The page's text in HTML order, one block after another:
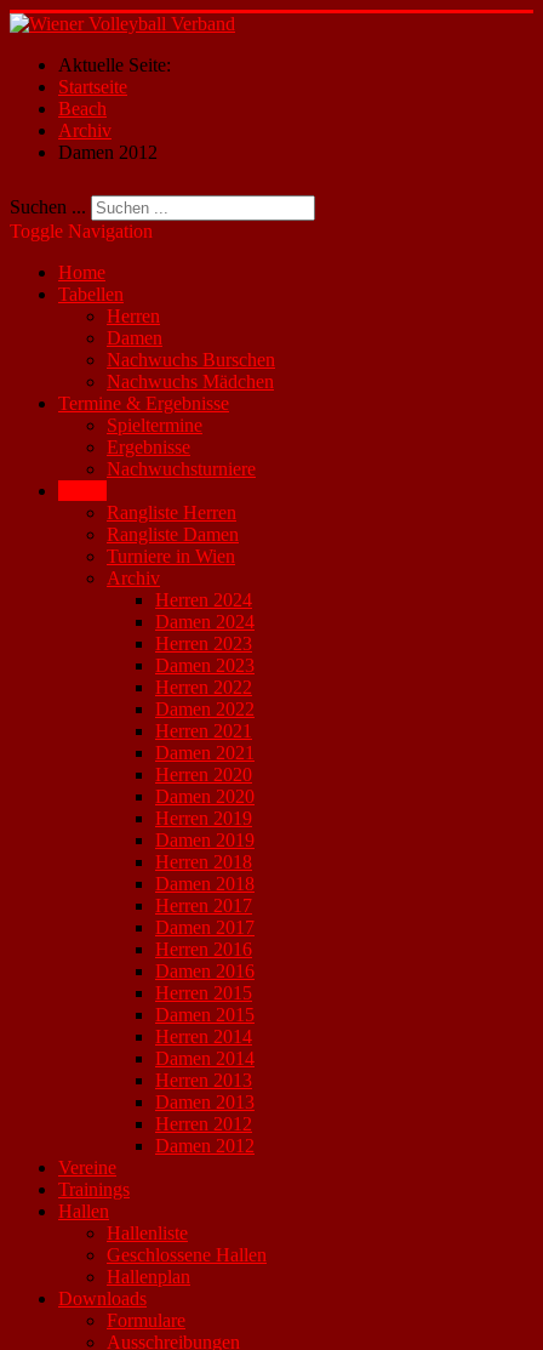
Aktuelle Seite:
Startseite
Beach
Archiv
Damen 2012
Suchen ...
Toggle Navigation
Home
Tabellen
Herren
Damen
Nachwuchs Burschen
Nachwuchs Mädchen
Termine & Ergebnisse
Spieltermine
Ergebnisse
Nachwuchsturniere
Rangliste Herren
Rangliste Damen
Turniere in Wien
Archiv
Herren 2024
Damen 2024
Herren 2023
Damen 2023
Herren 2022
Damen 2022
Herren 2021
Damen 2021
Herren 2020
Damen 2020
Herren 2019
Damen 2019
Herren 2018
Damen 2018
Herren 2017
Damen 2017
Herren 2016
Damen 2016
Herren 2015
Damen 2015
Herren 2014
Damen 2014
Herren 2013
Damen 2013
Herren 2012
Damen 2012
Vereine
Trainings
Hallen
Hallenliste
Geschlossene Hallen
Hallenplan
Downloads
Formulare
Ausschreibungen